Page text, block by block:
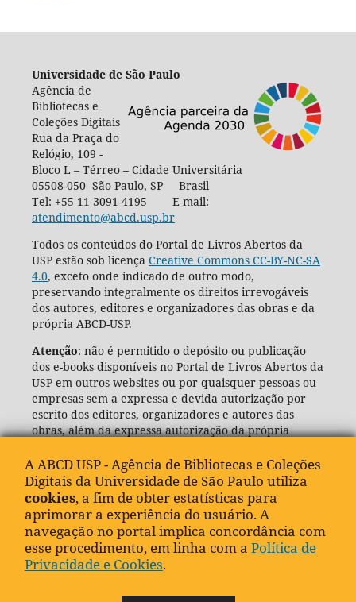
Universidade de São Paulo
Agência de
Bibliotecas e
Coleções Digitais
Rua da Praça do
Relógio, 109 -
Bloco L – Térreo – Cidade Universitária
05508-050 São Paulo, SP Brasil
Tel: +55 11 3091-4195 E-mail:
atendimento@abcd.usp.br
Todos os conteúdos do Portal de Livros Abertos da
USP estão sob licença Creative Commons CC-BY-NC-SA
4.0, exceto onde indicado de outro modo,
preservando integralmente os direitos irrevogáveis
dos autores, editores e organizadores das obras e da
própria ABCD-USP.
Atenção: não é permitido o depósito ou publicação
dos e-books disponíveis no Portal de Livros Abertos da
USP em outros websites ou por quaisquer pessoas ou
empresas sem a expressa e devida autorização por
escrito dos editores, organizadores e autores das
obras, além da expressa autorização da própria
(ABCD-USP).
A ABCD USP - Agência de Bibliotecas e Coleções
Digitais da Universidade de São Paulo utiliza
cookies, a fim de obter estatísticas para
aprimorar a experiência do usuário. A
navegação no portal implica concordância com
esse procedimento, em linha com a Política de
Privacidade e Cookies.